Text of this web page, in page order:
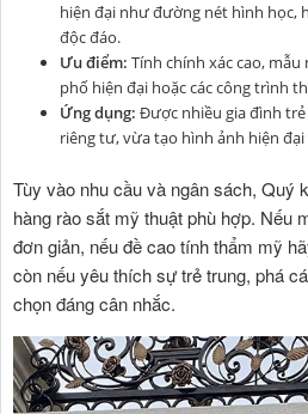
hiện đại như đường nét hình học,
độc đáo.
Ưu điểm: Tính chính xác cao,
phố hiện đại hoặc các công trình
Ứng dụng: Được nhiều gia đình
riêng tư, vừa tạo hình ảnh hiện đại
Tùy vào nhu cầu và ngân sách, Quý
hàng rào sắt mỹ thuật phù hợp. Nếu
đơn giản, nếu đề cao tính thẩm mỹ
còn nếu yêu thích sự trẻ trung, phá
chọn đáng cân nhắc.